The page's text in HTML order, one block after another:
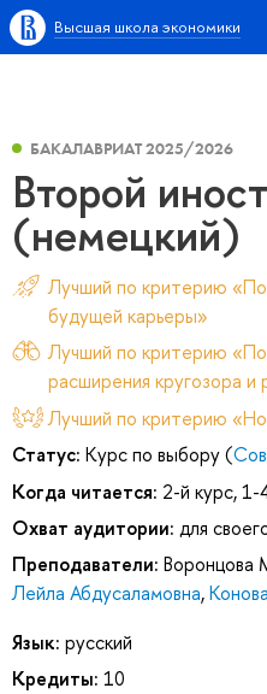
Высшая школа экономики
БАКАЛАВРИАТ 2025/2026
Второй
(немецкий)
Лучший по критерию
будущей карьеры»
Лучший по критерию
расширения кругозора и
Лучший по критерию
Статус: Курс по выбору (
Когда читается: 2-й курс, 1-
Охват аудитории: для
Преподаватели: Воронцова
Лейла Абдусаламовна,
Язык: русский
Кредиты: 10